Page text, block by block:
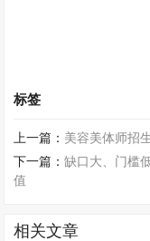
标签
上一篇： 美容美体师招
下一篇：缺口大、门槛
值
相关文章